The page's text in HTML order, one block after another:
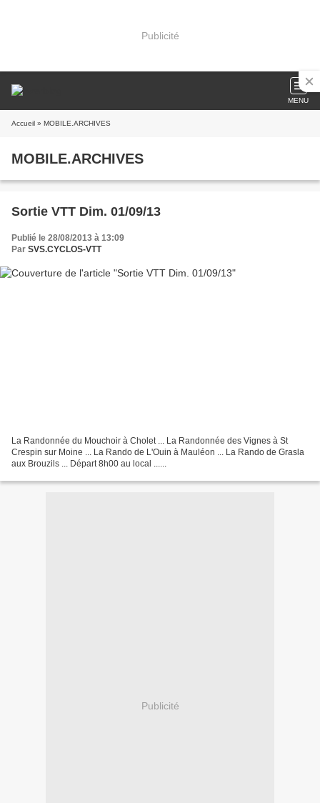
Publicité
MENU
Accueil » MOBILE.ARCHIVES
MOBILE.ARCHIVES
Sortie VTT Dim. 01/09/13
Publié le 28/08/2013 à 13:09
Par SVS.CYCLOS-VTT
La Randonnée du Mouchoir à Cholet ... La Randonnée des Vignes à St
Crespin sur Moine ... La Rando de L'Ouin à Mauléon ... La Rando de Grasla
aux Brouzils ... Départ 8h00 au local ......
Publicité